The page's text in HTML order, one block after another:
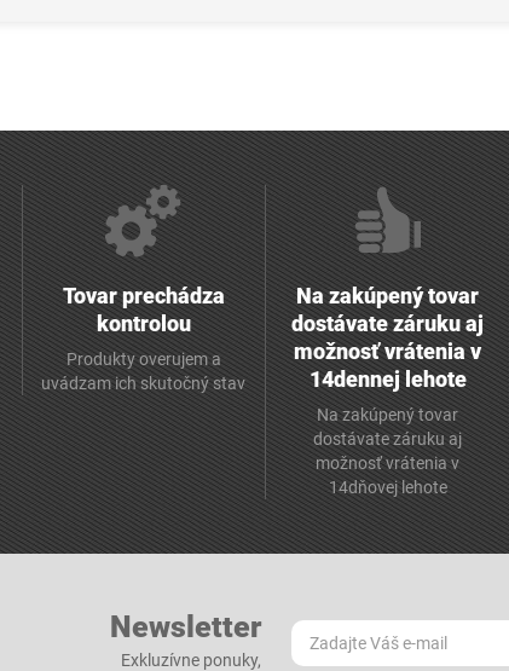
Tovar prechádza
kontrolou
Produkty overujem a
uvádzam ich skutočný stav
Na zakúpený tovar
dostávate záruku aj
možnosť vrátenia v
14dennej lehote
Na zakúpený tovar
dostávate záruku aj
možnosť vrátenia v
14dňovej lehote
Newsletter
Exkluzívne ponuky,